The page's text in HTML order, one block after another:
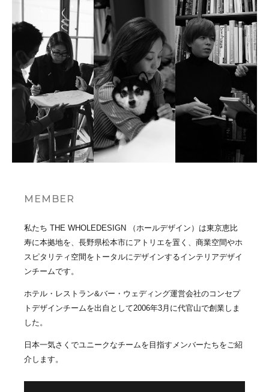
MEMBER
私たち THE WHOLEDESIGN （ホールデザイン）は東京恵比
寿に本拠地を、長野県松本市にアトリエを置く、商業空間やホ
スピタリティ空間をトータルにデザインするインテリアデザイ
ンチームです。
ホテル・レストラン&バー・ウェディング運営会社のコンセプ
トデザインチームを出自として2006年3月に代官山で創業しま
した。
日本一気さくでユニークなチームを目指すメンバーたちをご紹
介します。